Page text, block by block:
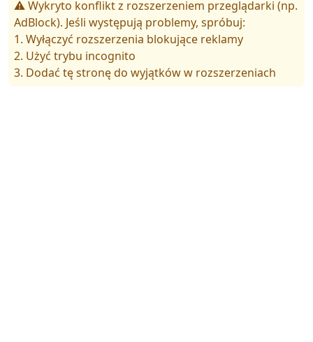
⚠️ Wykryto konflikt z rozszerzeniem przeglądarki (np.
AdBlock). Jeśli występują problemy, spróbuj:
1. Wyłączyć rozszerzenia blokujące reklamy
2. Użyć trybu incognito
3. Dodać tę stronę do wyjątków w rozszerzeniach